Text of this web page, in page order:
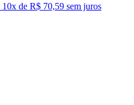
10x de R$ 70,59 sem juros